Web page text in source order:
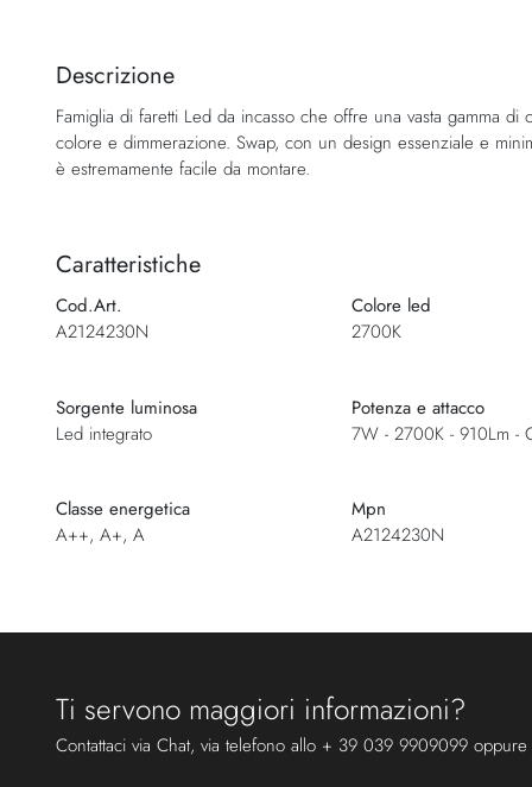
della
di
immagini
Descrizione
Famiglia di faretti Led da incasso che offre una vasta gamma
colore e dimmerazione. Swap, con un design essenziale e
è estremamente facile da montare.
Caratteristiche
Cod.Art.
A2124230N
Colore led
2700K
Sorgente luminosa
Led integrato
Potenza e attacco
7W - 2700K - 910Lm -
Classe energetica
A++, A+, A
Mpn
A2124230N
Ti servono maggiori informazioni?
Contattaci via Chat, via telefono allo + 39 039 9909099